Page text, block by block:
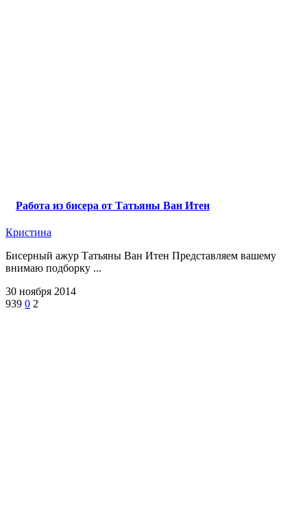
Работа из бисера от Татьяны Ван Итен
Кристина
Бисерный ажур Татьяны Ван Итен Представляем вашему
внимаю подборку ...
30 ноября 2014
939 0 2